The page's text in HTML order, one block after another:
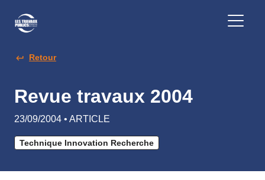
Retour
Revue travaux 2004
23/09/2004 • ARTICLE
Technique Innovation Recherche